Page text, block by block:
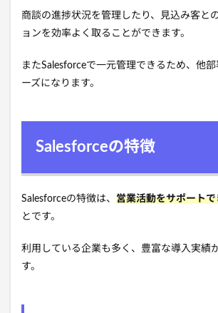
商談の進捗状況を管理したり、見込み客と
ョンを効率よく取ることができます。
またSalesforceで一元管理できるため、他
ーズになります。
Salesforceの特徴
Salesforceの特徴は、 営業活動をサポート
とです。
利用している企業も多く、豊富な導入実績
す。